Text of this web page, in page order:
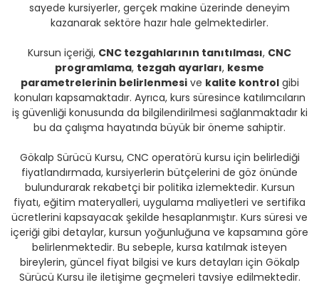
sayede kursiyerler, gerçek makine üzerinde deneyim
kazanarak sektöre hazır hale gelmektedirler.
Kursun içeriği, CNC tezgahlarının tanıtılması, CNC
programlama, tezgah ayarları, kesme
parametrelerinin belirlenmesive kalite kontrolgibi
konuları kapsamaktadır. Ayrıca, kurs süresince katılımcıların
iş güvenliği konusunda da bilgilendirilmesi sağlanmaktadır ki
bu da çalışma hayatında büyük bir öneme sahiptir.
Gökalp Sürücü Kursu, CNC operatörü kursu için belirlediği
fiyatlandırmada, kursiyerlerin bütçelerini de göz önünde
bulundurarak rekabetçi bir politika izlemektedir. Kursun
fiyatı, eğitim materyalleri, uygulama maliyetleri ve sertifika
ücretlerini kapsayacak şekilde hesaplanmıştır. Kurs süresi ve
içeriği gibi detaylar, kursun yoğunluğuna ve kapsamına göre
belirlenmektedir. Bu sebeple, kursa katılmak isteyen
bireylerin, güncel fiyat bilgisi ve kurs detayları için Gökalp
Sürücü Kursu ile iletişime geçmeleri tavsiye edilmektedir.